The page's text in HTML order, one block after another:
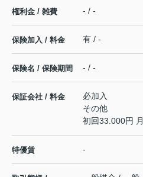
権利金 / 雑費 - / -
保険加入 / 料金 有 / -
保険名 / 保険期間 - / -
保証会社 / 料金
必加入
その他
初回33.000円
特優賃 -